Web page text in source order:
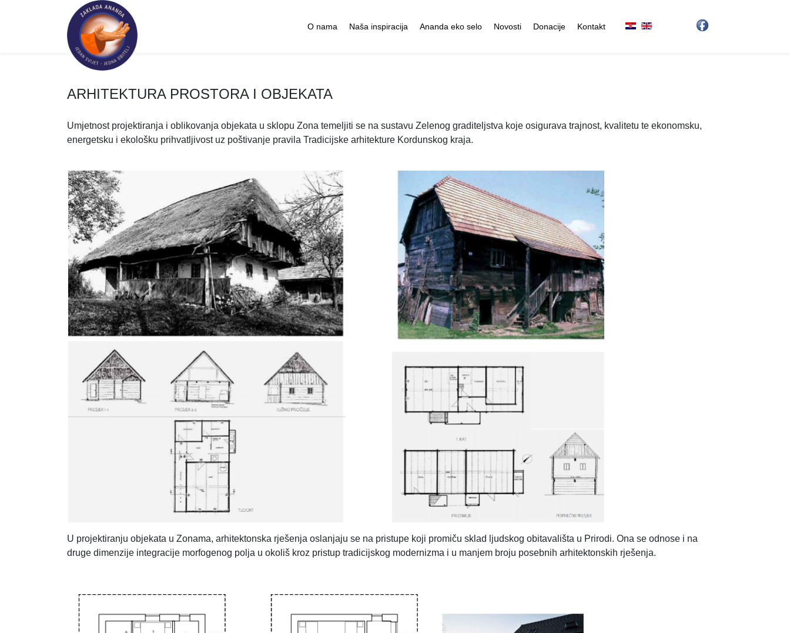
O nama Naša inspiracija Ananda eko selo Novosti Donacije Kontakt
ARHITEKTURA PROSTORA I OBJEKATA
Umjetnost projektiranja i oblikovanja objekata u sklopu Zona temeljiti se na sustavu Zelenog graditeljstva koje osigurava trajnost, kvalitetu te ekonomsku,
energetsku i ekološku prihvatljivost uz poštivanje pravila Tradicijske arhitekture Kordunskog kraja.
U projektiranju objekata u Zonama, arhitektonska rješenja oslanjaju se na pristupe koji promiču sklad ljudskog obitavališta u Prirodi. Ona se odnose i na
druge dimenzije integracije morfogenog polja u okoliš kroz pristup tradicijskog modernizma i u manjem broju posebnih arhitektonskih rješenja.